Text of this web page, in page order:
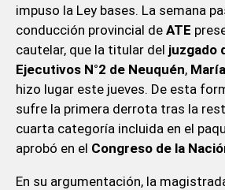
impuso la Ley bases. La semana
conducción provincial de ATE
cautelar, que la titular del juzgado
Ejecutivos N°2 de Neuquén,
hizo lugar este jueves. De esta
sufre la primera derrota tras la
cuarta categoría incluida en el
aprobó en el Congreso de la
En su argumentación, la